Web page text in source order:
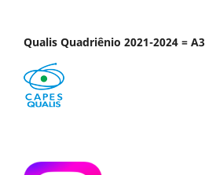
Qualis Quadriênio 2021-2024 = A3